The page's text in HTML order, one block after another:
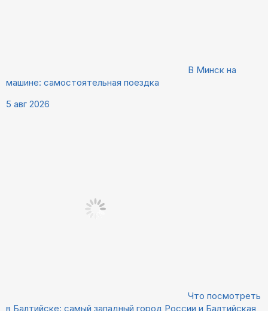
В Минск на
машине: самостоятельная поездка
5 авг 2026
Что посмотреть
в Балтийске: самый западный город России и Балтийская